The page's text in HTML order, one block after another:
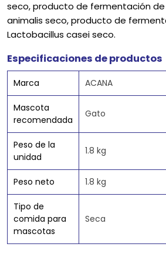
seco, producto de fermentación
animalis seco, producto de
Lactobacillus casei seco.
Especificaciones de productos
Marca ACANA
Mascota
recomendada
Gato
Peso de la
unidad
1.8 kg
Peso neto 1.8 kg
Tipo de
comida para
mascotas
Seca